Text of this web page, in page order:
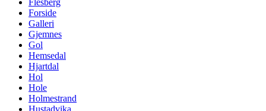
Flesberg
Forside
Galleri
Gjemnes
Gol
Hemsedal
Hjartdal
Hol
Hole
Holmestrand
Hustadvika